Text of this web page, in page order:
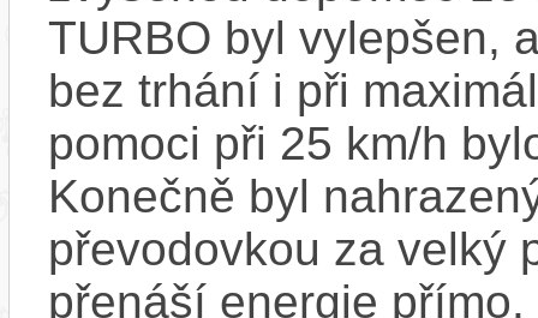
TURBO byl vylepšen,
bez trhání i při
pomoci při 25 km/h
Konečně byl
převodovkou za velký
přenáší energie